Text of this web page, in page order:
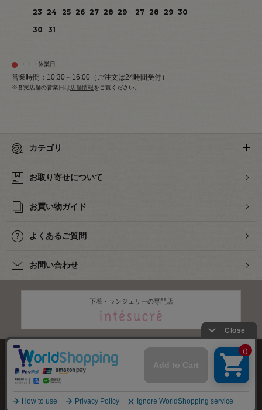
23
24 25 26 27 28 29
30
31
27 28 29 30
・・・休業日
営業時間：10:30～16:00（ご注文は24時間受付）
※各実店舗の営業日は 店舗情報をご覧ください。
カテゴリ
お取り寄せについて
お買い物ガイド
よくあるご質問
お問い合わせ
下着・ランジェリーの専門店
株式会社オカダヤ
特定商取引法に基づく表記 プライバシーポリシー サイトマップ